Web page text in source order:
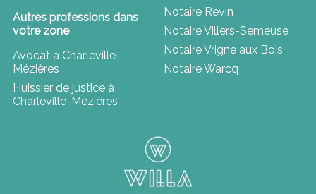
Autres professions dans
votre zone
Avocat à Charleville-
Mézières
Huissier de justice à
Charleville-Mézières
Notaire Revin
Notaire Villers-Semeuse
Notaire Vrigne aux Bois
Notaire Warcq